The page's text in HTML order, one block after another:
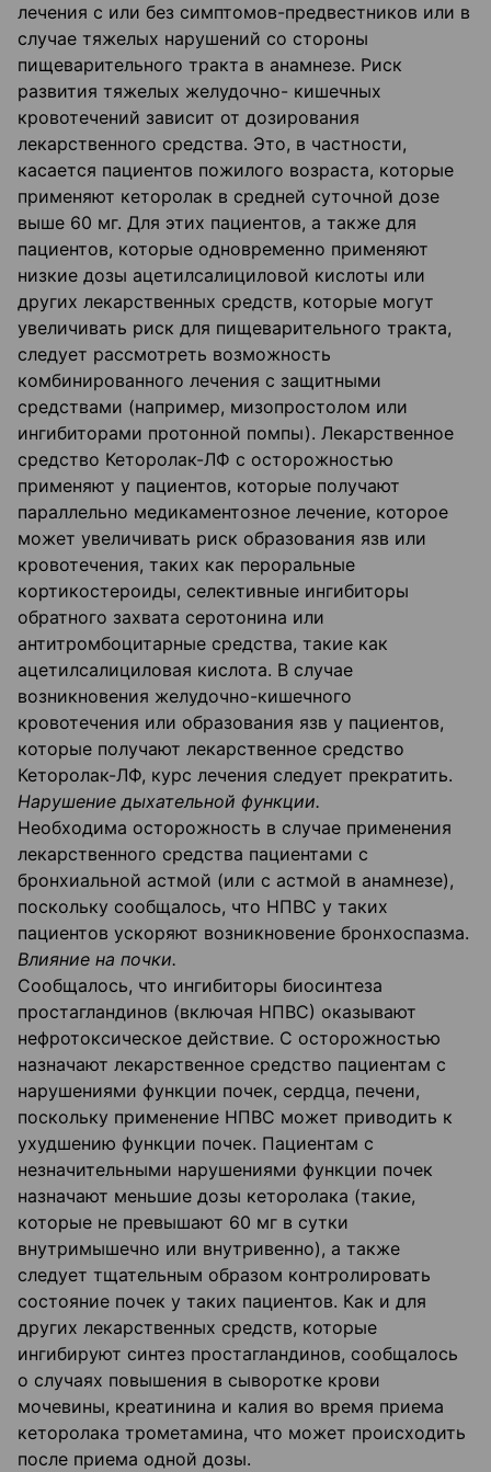
лечения с или без симптомов-предвестников или в
случае тяжелых нарушений со стороны
пищеварительного тракта в анамнезе. Риск
развития тяжелых желудочно- кишечных
кровотечений зависит от дозирования
лекарственного средства. Это, в частности,
касается пациентов пожилого возраста, которые
применяют кеторолак в средней суточной дозе
выше 60 мг. Для этих пациентов, а также для
пациентов, которые одновременно применяют
низкие дозы ацетилсалициловой кислоты или
других лекарственных средств, которые могут
увеличивать риск для пищеварительного тракта,
следует рассмотреть возможность
комбинированного лечения с защитными
средствами (например, мизопростолом или
ингибиторами протонной помпы). Лекарственное
средство Кеторолак-ЛФ с осторожностью
применяют у пациентов, которые получают
параллельно медикаментозное лечение, которое
может увеличивать риск образования язв или
кровотечения, таких как пероральные
кортикостероиды, селективные ингибиторы
обратного захвата серотонина или
антитромбоцитарные средства, такие как
ацетилсалициловая кислота. В случае
возникновения желудочно-кишечного
кровотечения или образования язв у пациентов,
которые получают лекарственное средство
Кеторолак-ЛФ, курс лечения следует прекратить.
Нарушение дыхательной функции.
Необходима осторожность в случае применения
лекарственного средства пациентами с
бронхиальной астмой (или с астмой в анамнезе),
поскольку сообщалось, что НПВС у таких
пациентов ускоряют возникновение бронхоспазма.
Влияние на почки.
Сообщалось, что ингибиторы биосинтеза
простагландинов (включая НПВС) оказывают
нефротоксическое действие. С осторожностью
назначают лекарственное средство пациентам с
нарушениями функции почек, сердца, печени,
поскольку применение НПВС может приводить к
ухудшению функции почек. Пациентам с
незначительными нарушениями функции почек
назначают меньшие дозы кеторолака (такие,
которые не превышают 60 мг в сутки
внутримышечно или внутривенно), а также
следует тщательным образом контролировать
состояние почек у таких пациентов. Как и для
других лекарственных средств, которые
ингибируют синтез простагландинов, сообщалось
о случаях повышения в сыворотке крови
мочевины, креатинина и калия во время приема
кеторолака трометамина, что может происходить
после приема одной дозы.